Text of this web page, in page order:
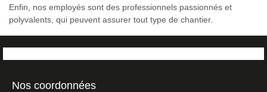
Enfin, nos employés sont des professionnels passionnés et
polyvalents, qui peuvent assurer tout type de chantier.
Nos coordonnées